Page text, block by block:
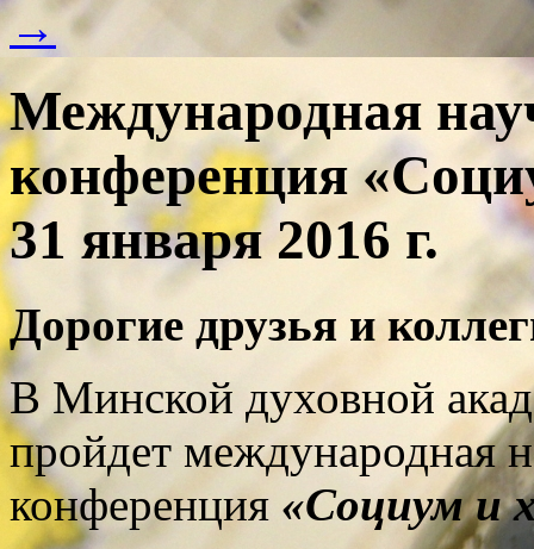
→
Международная
конференция
31 января 2016 г.
Дорогие друзья и
В Минской духовной
пройдет международная
конференция «Социум и